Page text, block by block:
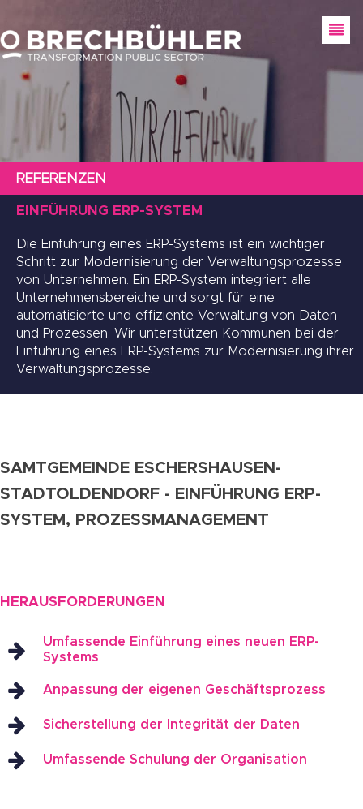
REFERENZEN
EINFÜHRUNG ERP-SYSTEM
Die Einführung eines ERP-Systems ist ein wichtiger
Schritt zur Modernisierung der Verwaltungsprozesse
von Unternehmen. Ein ERP-System integriert alle
Unternehmensbereiche und sorgt für eine
automatisierte und effiziente Verwaltung von Daten
und Prozessen. Wir unterstützen Kommunen bei der
Einführung eines ERP-Systems zur Modernisierung ihrer
Verwaltungsprozesse.
SAMTGEMEINDE ESCHERSHAUSEN-
STADTOLDENDORF - EINFÜHRUNG ERP-
SYSTEM, PROZESSMANAGEMENT
HERAUSFORDERUNGEN
Umfassende Einführung eines neuen ERP-
Systems
Anpassung der eigenen Geschäftsprozess
Sicherstellung der Integrität der Daten
Umfassende Schulung der Organisation